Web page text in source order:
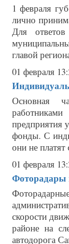
1 февраля
лично
Для
главой
01 февраля
Основная
предприятия
фонды. С
они не
01 февраля
Фоторадары
скорости
районе на
автодорога